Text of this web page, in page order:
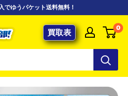
でゆうパケット送料無料！
買取表 0